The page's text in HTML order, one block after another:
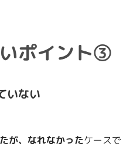
ポイント③
いない
が、なれなかったケースで